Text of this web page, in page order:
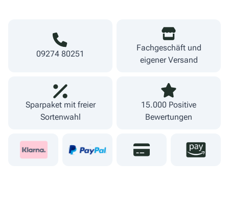
09274 80251
Fachgeschäft und
eigener Versand
Sparpaket mit freier
Sortenwahl
15.000 Positive
Bewertungen